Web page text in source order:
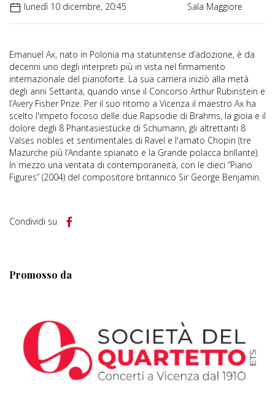
lunedì 10 dicembre, 20:45 Sala Maggiore
Emanuel Ax, nato in Polonia ma statunitense d’adozione, è da
decenni uno degli interpreti più in vista nel firmamento
internazionale del pianoforte. La sua carriera iniziò alla metà
degli anni Settanta, quando vinse il Concorso Arthur Rubinstein e
l’Avery Fisher Prize. Per il suo ritorno a Vicenza il maestro Ax ha
scelto l'impeto focoso delle due Rapsodie di Brahms, la gioia e il
dolore degli 8 Phantasiestücke di Schumann, gli altrettanti 8
Valses nobles et sentimentales di Ravel e l'amato Chopin (tre
Mazurche più l’Andante spianato e la Grande polacca brillante).
In mezzo una ventata di contemporaneità, con le dieci “Piano
Figures” (2004) del compositore britannico Sir George Benjamin.
Condividi su
Promosso da